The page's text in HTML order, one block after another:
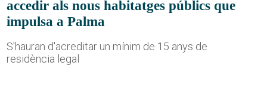
accedir als nous habitatges públics que
impulsa a Palma
S'hauran d'acreditar un mínim de 15 anys de
residència legal